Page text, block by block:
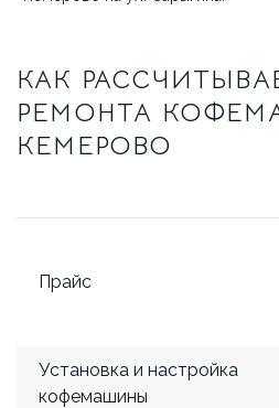
КАК
РЕМОНТА
КЕМЕРОВО
Прайс
Установка и настройка
кофемашины